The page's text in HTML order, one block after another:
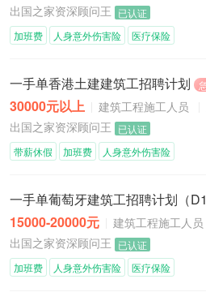
出国之家资深顾问王 已认证
加班费 人身意外伤害险 医疗保险
一手单香港土建建筑工招聘计划 急
30000元以上 建筑工程施工人员
出国之家资深顾问王 已认证
带薪休假 加班费 人身意外伤害险
一手单葡萄牙建筑工招聘计划（D1
15000-20000元 建筑工程施工人员
出国之家资深顾问王 已认证
加班费 人身意外伤害险 医疗保险